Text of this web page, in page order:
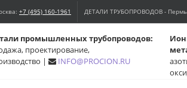
+7 (495) 160-1961 ДЕТАЛИ ТРУБОПРОВОДОВ -
промышленных трубопроводов:
проектирование,
|
INFO@PROCION.RU